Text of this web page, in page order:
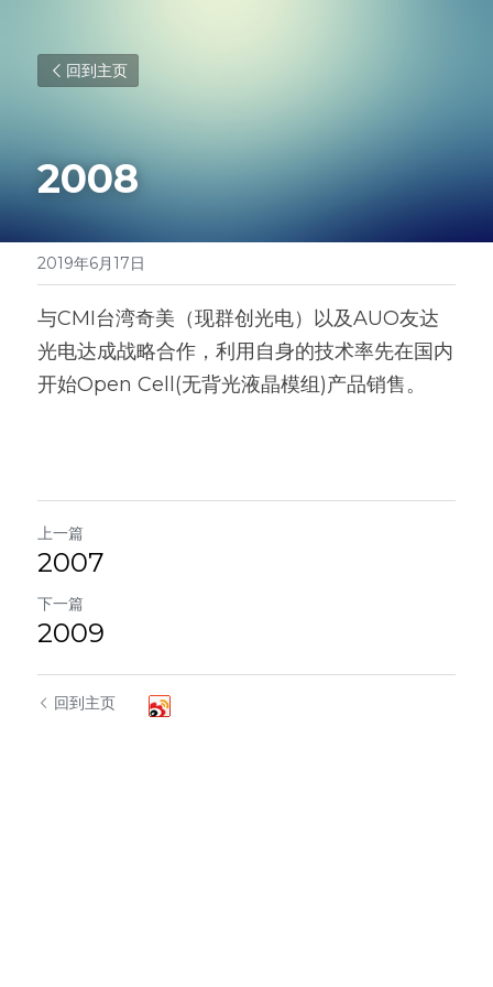
回到主页
2008
2019年6月17日
与CMI台湾奇美（现群创光电）以及AUO友达
光电达成战略合作，利用自身的技术率先在国内
开始Open Cell(无背光液晶模组)产品销售。
上一篇
2007
下一篇
2009
回到主页